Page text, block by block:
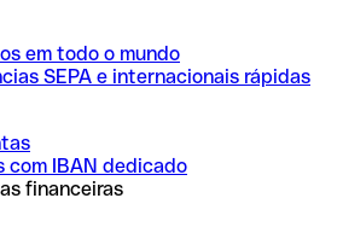
em todo o mundo
SEPA e internacionais rápidas
com IBAN dedicado
financeiras